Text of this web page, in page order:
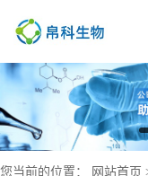
您当前的位置： 网站首页